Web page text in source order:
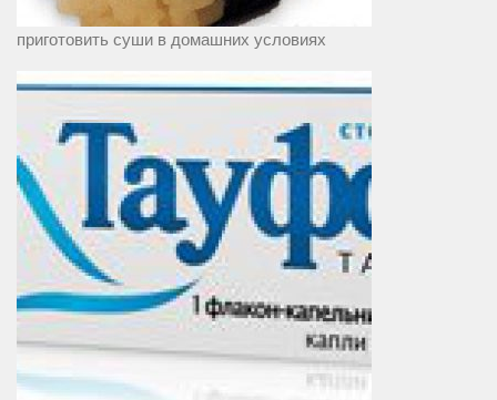
приготовить суши в домашних условиях